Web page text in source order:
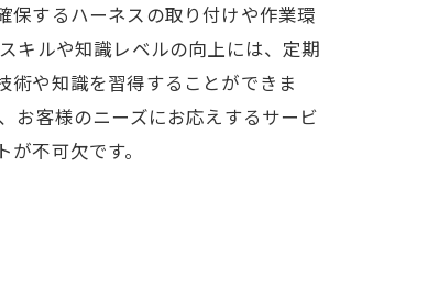
保するハーネスの取り付けや作業環
キルや知識レベルの向上には、定期
術や知識を習得することができま
お客様のニーズにお応えするサービ
不可欠です。